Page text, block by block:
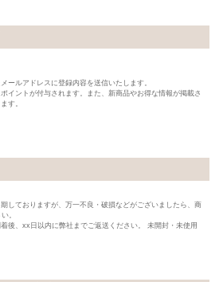
ールアドレスに登録内容を送信いたします。
イントが付与されます。また、新商品やお得な情報が掲載さ
す。
しておりますが、万一不良・破損などがございましたら、商
。
後、xx日以内に弊社までご返送ください。 未開封・未使用